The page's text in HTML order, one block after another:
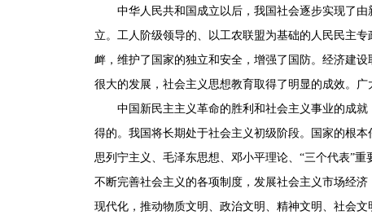
中华人民共和国成立以后，我国社会逐步实现了由
立。工人阶级领导的、以工农联盟为基础的人民民主
衅，维护了国家的独立和安全，增强了国防。经济建
很大的发展，社会主义思想教育取得了明显的成效。广
中国新民主主义革命的胜利和社会主义事业的成就
得的。我国将长期处于社会主义初级阶段。国家的根
思列宁主义、毛泽东思想、邓小平理论、“三个代表”
不断完善社会主义的各项制度，发展社会主义市场经
现代化，推动物质文明、政治文明、精神文明、社会